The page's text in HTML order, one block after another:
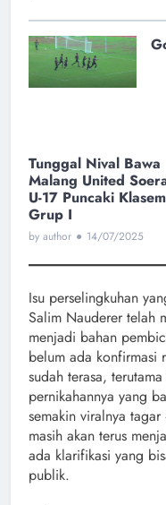
Tunggal Nival Bawa
Malang United
U-17 Puncaki
Grup I
by author ● 14/07/2025
Isu perselingkuhan
Salim Nauderer telah
menjadi bahan
belum ada konfirmasi
sudah terasa,
pernikahannya yang
semakin viralnya
masih akan terus
ada klarifikasi yang
publik.